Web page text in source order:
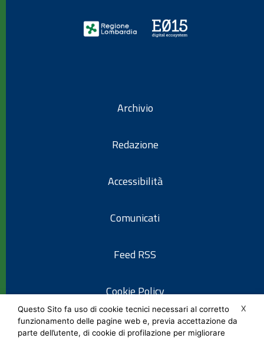
Archivio
Redazione
Accessibilità
Comunicati
Feed RSS
Cookie Policy
Informativa privacy
X
Questo Sito fa uso di cookie tecnici necessari al corretto
funzionamento delle pagine web e, previa accettazione da
parte dell’utente, di cookie di profilazione per migliorare